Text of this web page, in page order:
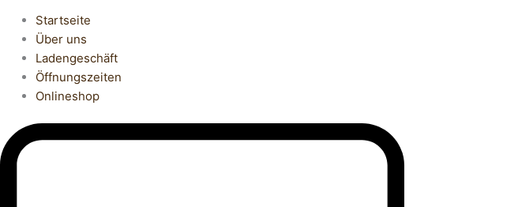
Startseite
Über uns
Ladengeschäft
Öffnungszeiten
Onlineshop